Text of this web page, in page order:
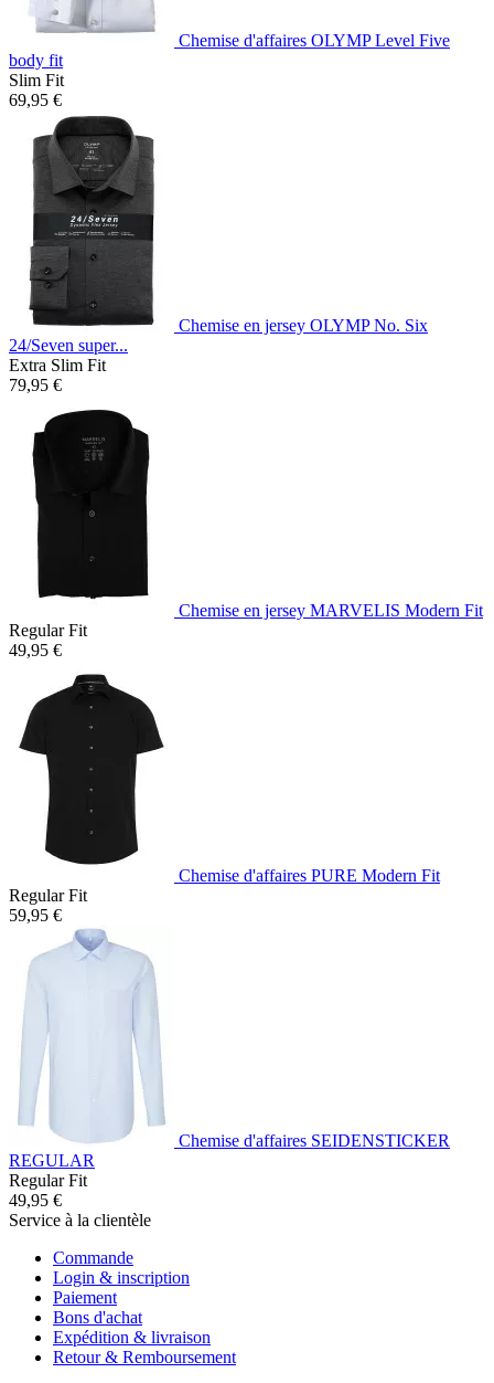
Chemise d'affaires OLYMP Level Five
body fit
Slim Fit
69,95 €
Chemise en jersey OLYMP No. Six
24/Seven super...
Extra Slim Fit
79,95 €
Chemise en jersey MARVELIS Modern Fit
Regular Fit
49,95 €
Chemise d'affaires PURE Modern Fit
Regular Fit
59,95 €
Chemise d'affaires SEIDENSTICKER
REGULAR
Regular Fit
49,95 €
Service à la clientèle
Commande
Login & inscription
Paiement
Bons d'achat
Expédition & livraison
Retour & Remboursement